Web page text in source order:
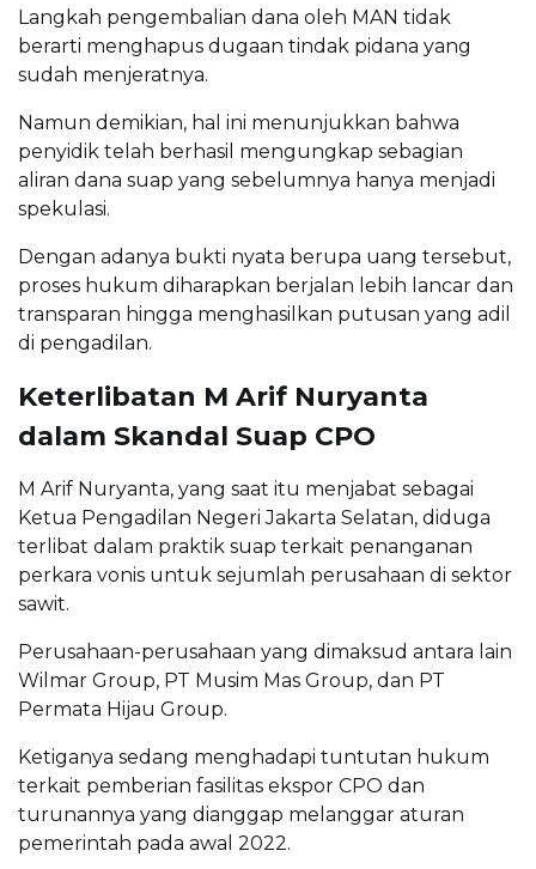
Langkah pengembalian dana oleh MAN tidak
berarti menghapus dugaan tindak pidana yang
sudah menjeratnya.
Namun demikian, hal ini menunjukkan bahwa
penyidik telah berhasil mengungkap sebagian
aliran dana suap yang sebelumnya hanya menjadi
spekulasi.
Dengan adanya bukti nyata berupa uang tersebut,
proses hukum diharapkan berjalan lebih lancar dan
transparan hingga menghasilkan putusan yang adil
di pengadilan.
Keterlibatan M Arif Nuryanta
dalam Skandal Suap CPO
M Arif Nuryanta, yang saat itu menjabat sebagai
Ketua Pengadilan Negeri Jakarta Selatan, diduga
terlibat dalam praktik suap terkait penanganan
perkara vonis untuk sejumlah perusahaan di sektor
sawit.
Perusahaan-perusahaan yang dimaksud antara lain
Wilmar Group, PT Musim Mas Group, dan PT
Permata Hijau Group.
Ketiganya sedang menghadapi tuntutan hukum
terkait pemberian fasilitas ekspor CPO dan
turunannya yang dianggap melanggar aturan
pemerintah pada awal 2022.